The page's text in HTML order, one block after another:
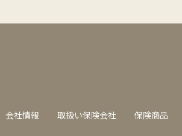
会社情報 取扱い保険会社 保険商品